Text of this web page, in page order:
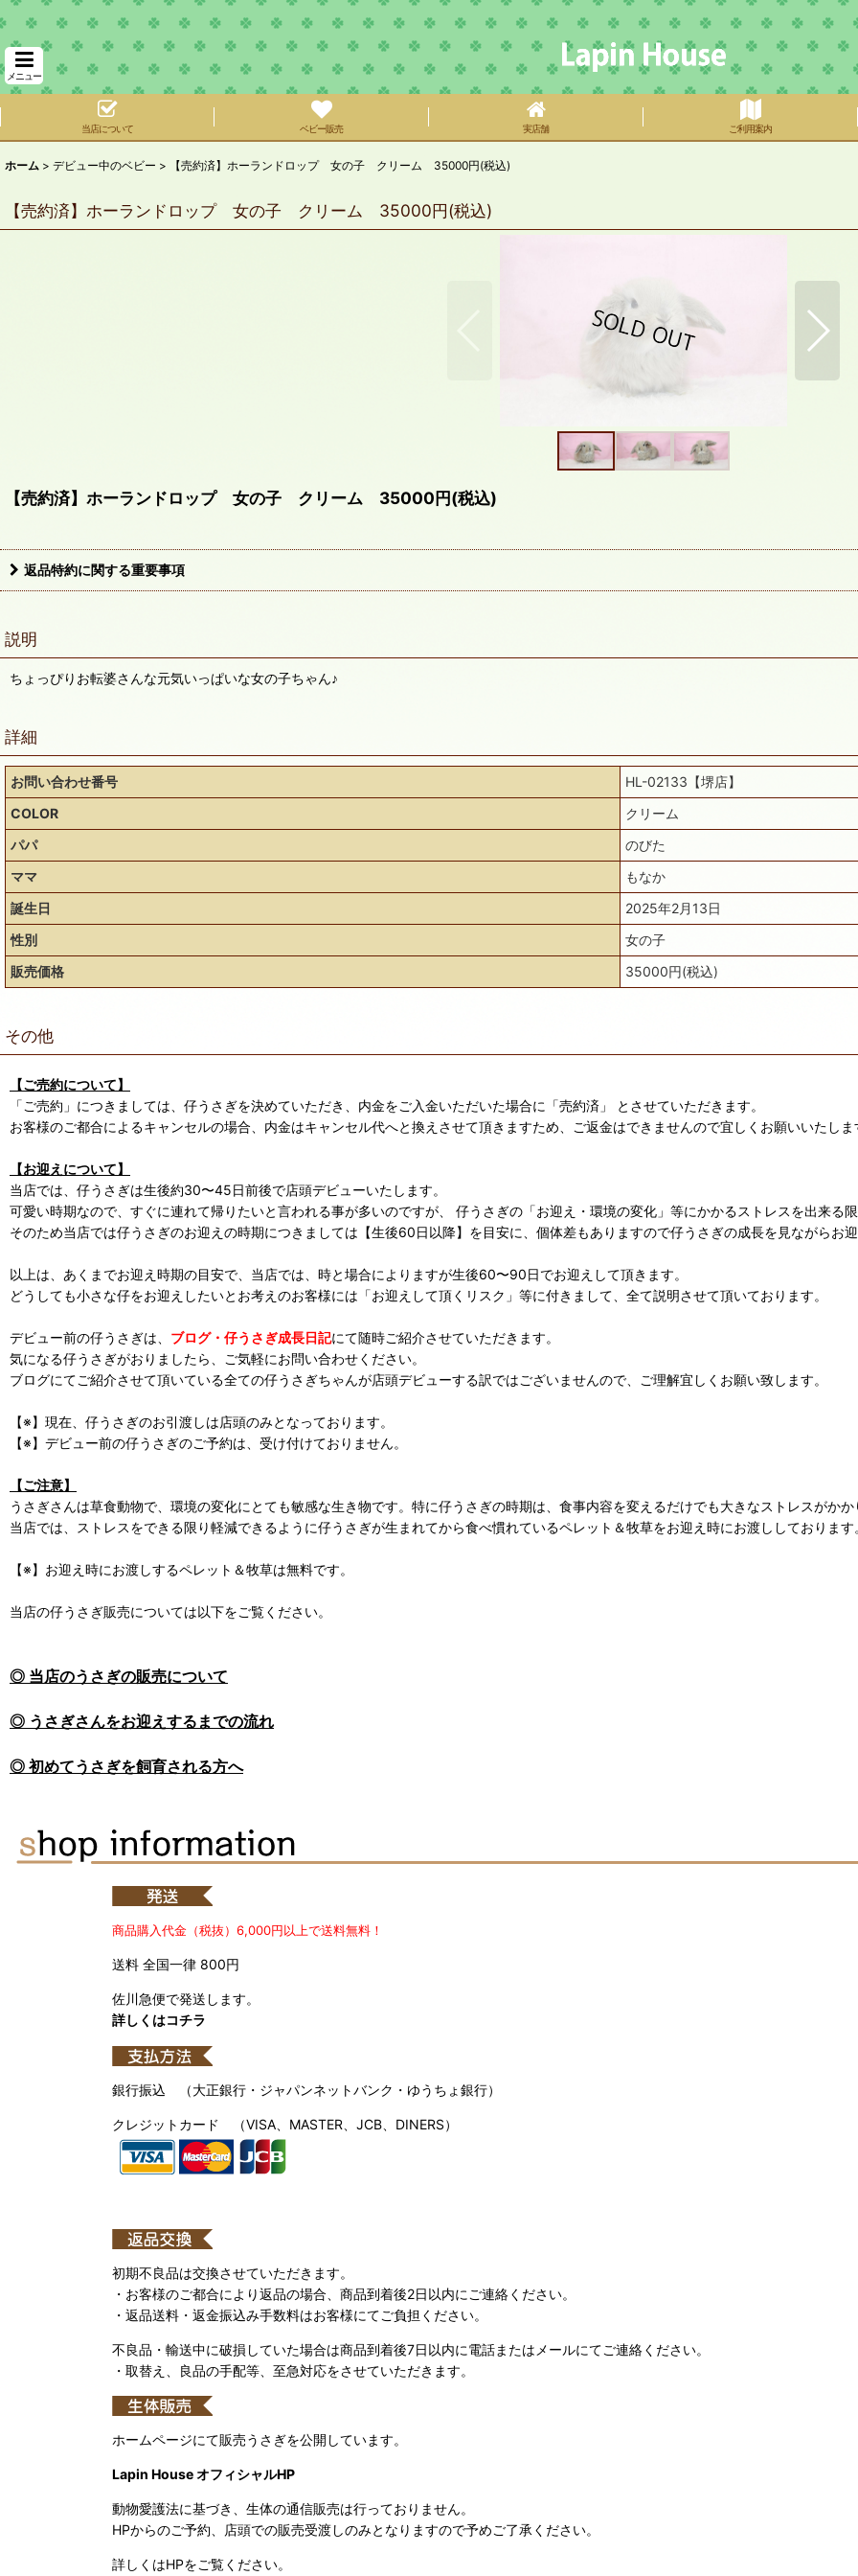
メニュー
当店について ベビー販売 実店舗 ご利用案内
ホーム > デビュー中のベビー > 【売約済】ホーランドロップ 女の子 クリーム 35000円(税込)
【売約済】ホーランドロップ 女の子 クリーム 35000円(税込)
【売約済】ホーランドロップ 女の子 クリーム 35000円(税込)
返品特約に関する重要事項
説明
ちょっぴりお転婆さんな元気いっぱいな女の子ちゃん♪
詳細
お問い合わせ番号
HL-02133【堺店】
COLOR
クリーム
パパ
のびた
ママ
もなか
誕生日
2025年2月13日
性別
女の子
販売価格
35000円(税込)
その他
【ご売約について】
「ご売約」につきましては、仔うさぎを決めていただき、内金をご入金いただいた場合に「売約済」 とさせていただきます。
お客様のご都合によるキャンセルの場合、内金はキャンセル代へと換えさせて頂きますため、ご返金はできませんので宜しくお願いいたしま
【お迎えについて】
当店では、仔うさぎは生後約30〜45日前後で店頭デビューいたします。
可愛い時期なので、すぐに連れて帰りたいと言われる事が多いのですが、 仔うさぎの「お迎え・環境の変化」等にかかるストレスを出来る
そのため当店では仔うさぎのお迎えの時期につきましては【生後60日以降】を目安に、個体差もありますので仔うさぎの成長を見ながらお
以上は、あくまでお迎え時期の目安で、当店では、時と場合によりますが生後60〜90日でお迎えして頂きます。
どうしても小さな仔をお迎えしたいとお考えのお客様には「お迎えして頂くリスク」等に付きまして、全て説明させて頂いております。
デビュー前の仔うさぎは、 ブログ・仔うさぎ成長日記にて随時ご紹介させていただきます。
気になる仔うさぎがおりましたら、ご気軽にお問い合わせください。
ブログにてご紹介させて頂いている全ての仔うさぎちゃんが店頭デビューする訳ではございませんので、ご理解宜しくお願い致します。
【※】現在、仔うさぎのお引渡しは店頭のみとなっております。
【※】デビュー前の仔うさぎのご予約は、受け付けておりません。
【ご注意】
うさぎさんは草食動物で、環境の変化にとても敏感な生き物です。特に仔うさぎの時期は、食事内容を変えるだけでも大きなストレスがかか
当店では、ストレスをできる限り軽減できるように仔うさぎが生まれてから食べ慣れているペレット＆牧草をお迎え時にお渡ししております
【※】お迎え時にお渡しするペレット＆牧草は無料です。
当店の仔うさぎ販売については以下をご覧ください。
◎ 当店のうさぎの販売について
◎ うさぎさんをお迎えするまでの流れ
◎ 初めてうさぎを飼育される方へ
商品購入代金（税抜）6,000円以上で送料無料！
送料 全国一律 800円
佐川急便で発送します。
詳しくはコチラ
銀行振込 （大正銀行・ジャパンネットバンク・ゆうちょ銀行）
クレジットカード （VISA、MASTER、JCB、DINERS）
初期不良品は交換させていただきます。
・お客様のご都合により返品の場合、商品到着後2日以内にご連絡ください。
・返品送料・返金振込み手数料はお客様にてご負担ください。
不良品・輸送中に破損していた場合は商品到着後7日以内に電話またはメールにてご連絡ください。
・取替え、良品の手配等、至急対応をさせていただきます。
ホームページにて販売うさぎを公開しています。
Lapin House オフィシャルHP
動物愛護法に基づき、生体の通信販売は行っておりません。
HPからのご予約、店頭での販売受渡しのみとなりますので予めご了承ください。
詳しくはHPをご覧ください。